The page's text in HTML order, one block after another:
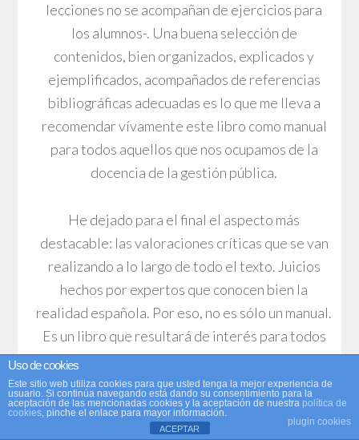
lecciones no se acompañan de ejercicios para
los alumnos-. Una buena selección de
contenidos, bien organizados, explicados y
ejemplificados, acompañados de referencias
bibliográficas adecuadas es lo que me lleva a
recomendar vívamente este libro como manual
para todos aquellos que nos ocupamos de la
docencia de la gestión pública.
He dejado para el final el aspecto más
destacable: las valoraciones críticas que se van
realizando a lo largo de todo el texto. Juicios
hechos por expertos que conocen bien la
realidad española. Por eso, no es sólo un manual.
Es un libro que resultará de interés para todos
los estudiosos de la economía pública.
Uso de cookies
Este sitio web utiliza cookies para que usted tenga la mejor experiencia de
usuario. Si continúa navegando está dando su consentimiento para la
aceptación de las mencionadas cookies y la aceptación de nuestra política de
cookies, pinche el enlace para mayor información.
plugin cookies
ACEPTAR